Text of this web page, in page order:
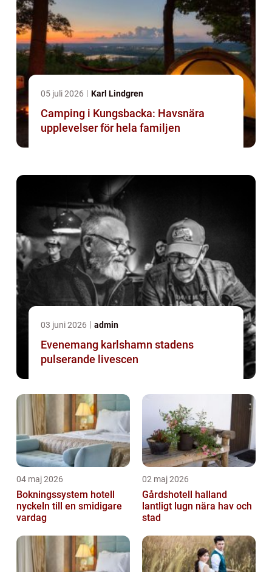
05 juli 2026 Karl Lindgren
Camping i Kungsbacka: Havsnära
upplevelser för hela familjen
03 juni 2026 admin
Evenemang karlshamn stadens
pulserande livescen
04 maj 2026
Bokningssystem hotell
nyckeln till en smidigare
vardag
02 maj 2026
Gårdshotell halland
lantligt lugn nära hav och
stad